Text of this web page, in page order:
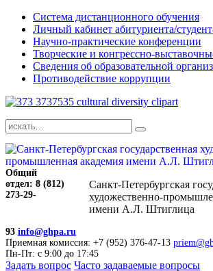
Система дистанционного обучения
Личный кабинет абитуриента/
Научно-практические конференции
Творческие и конгрессно-
Сведения об образовательной
Противодействие коррупции
Санкт-Петербургская
художественно-
имени А.Л. Штиглица
Общий
отдел: 8 (812)
273-29-
93 info@ghpa.ru
Приемная комиссия: +7 (952) 376-47-13
Пн-Пт: с 9:00 до 17:45
Задать вопрос Часто задаваемые вопросы